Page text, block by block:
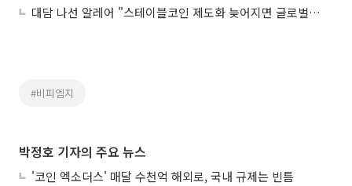
대담 나선 알레어 "스테이블코인 제도화 늦어지면 글로벌 경쟁력 악화"
#비피엠지
박정호 기자의 주요 뉴스
'코인 엑소더스' 매달 수천억 해외로, 국내 규제는 빈틈